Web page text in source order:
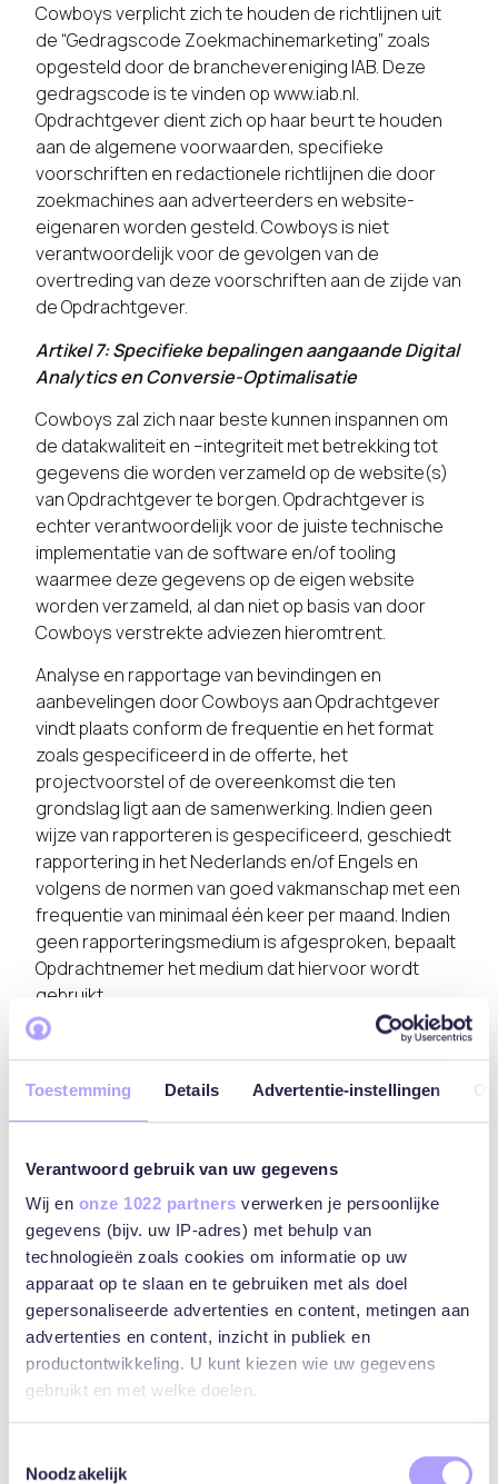
Toestemming Details Advertentie-instellingen
Verantwoord gebruik van uw gegevens
Wij en onze 1022 partners verwerken je persoonlijke
gegevens (bijv. uw IP-adres) met behulp van
technologieën zoals cookies om informatie op uw
apparaat op te slaan en te gebruiken met als doel
gepersonaliseerde advertenties en content, metingen aan
advertenties en content, inzicht in publiek en
productontwikkeling. U kunt kiezen wie uw gegevens
gebruikt en met welke doelen.
Informatie verzamelen over uw geografische
Noodzakelijk
Cowboys verplicht zich te houden de richtlijnen uit
de “Gedragscode Zoekmachinemarketing” zoals
opgesteld door de branchevereniging IAB. Deze
gedragscode is te vinden op www.iab.nl.
Opdrachtgever dient zich op haar beurt te houden
aan de algemene voorwaarden, specifieke
voorschriften en redactionele richtlijnen die door
zoekmachines aan adverteerders en website-
eigenaren worden gesteld. Cowboys is niet
verantwoordelijk voor de gevolgen van de
overtreding van deze voorschriften aan de zijde van
de Opdrachtgever.
Artikel 7: Specifieke bepalingen aangaande Digital
Analytics en Conversie-Optimalisatie
Cowboys zal zich naar beste kunnen inspannen om
de datakwaliteit en –integriteit met betrekking tot
gegevens die worden verzameld op de website(s)
van Opdrachtgever te borgen. Opdrachtgever is
echter verantwoordelijk voor de juiste technische
implementatie van de software en/of tooling
waarmee deze gegevens op de eigen website
worden verzameld, al dan niet op basis van door
Cowboys verstrekte adviezen hieromtrent.
Analyse en rapportage van bevindingen en
aanbevelingen door Cowboys aan Opdrachtgever
vindt plaats conform de frequentie en het format
zoals gespecificeerd in de offerte, het
projectvoorstel of de overeenkomst die ten
grondslag ligt aan de samenwerking. Indien geen
wijze van rapporteren is gespecificeerd, geschiedt
rapportering in het Nederlands en/of Engels en
volgens de normen van goed vakmanschap met een
frequentie van minimaal één keer per maand. Indien
geen rapporteringsmedium is afgesproken, bepaalt
Opdrachtnemer het medium dat hiervoor wordt
gebruikt.
Analyse en rapportage van bevindingen en
aanbevelingen door Cowboys aan Opdrachtgever
vinden plaats op grond van de door Opdrachtgever
gehanteerde software en/of tooling ten behoeve
software en/of tooling gehanteerde definities voor
metrieken of Key Performance Indicatoren (KPI’s)
zijn hierin leidend. Met de metriek “unieke bezoeker”
wordt aldus bedoeld een unieke bezoeker conform
de definitie en wijze van vaststelling zoals
gehanteerd door de desbetreffende software
en/of tooling. Indien Cowboys op enig moment van
deze definitie afwijkt, verplicht zij zit duidelijk te
specificeren aan Opdrachtgever in de
grondslag ligt aan de samenwerking.